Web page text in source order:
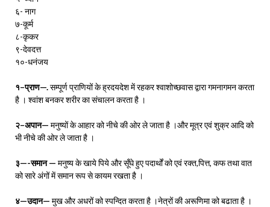
६- नाग
७-कूर्म
८-कृकर
९-देवदत्त
१०-धनंजय
१–प्राण—.सम्पूर्ण प्राणियों के ह्रदयदेश में रहकर श्वाशोच्छवास द्वारा गमनागमन करता
है । श्वांश बनकर शरीर का संचालन करता है ।
२–अपान— मनुष्यों के आहार को नीचे की ओर ले जाता है ।और मूत्र एवं शुक्र आदि को
भी नीचे की ओर ले जाता है ।
३—-समान — मनुष्य के खाये पिये और सूँघे हुए पदार्थों को एवं रक्त,पित्त, कफ तथा वात
को सारे अंगों में समान रूप से कायम रखता है ।
४—उदान— मुख और अधरों को स्पन्दित करता है ।नेत्रों की अरूणिमा को बढाता है ।